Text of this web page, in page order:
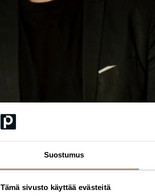
Suostumus
Tämä sivusto käyttää evästeitä